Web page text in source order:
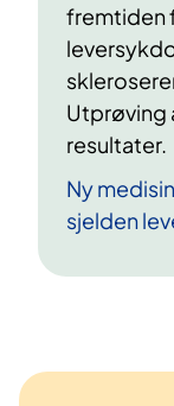
fremtiden
Utprøving
resultater.
Ny
sjelden